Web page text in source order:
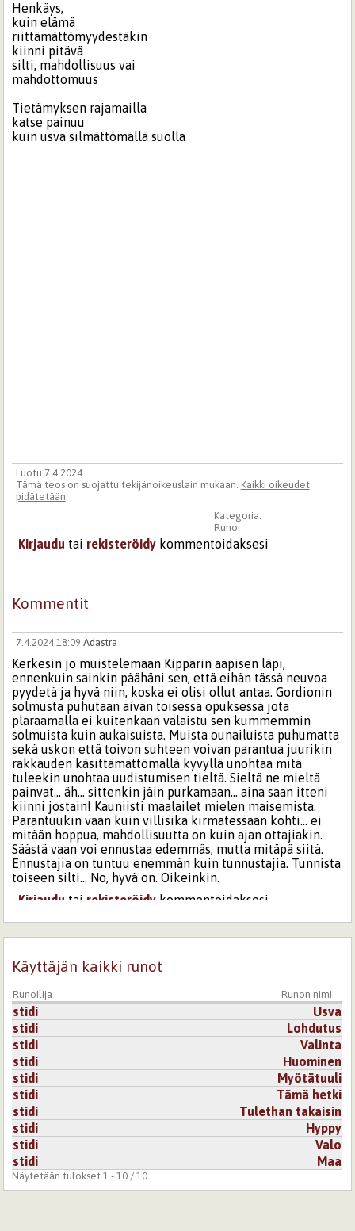
Henkäys,
kuin elämä
riittämättömyydestäkin
kiinni pitävä
silti, mahdollisuus vai
mahdottomuus
Tietämyksen rajamailla
katse painuu
kuin usva silmättömällä suolla
Luotu 7.4.2024
Tämä teos on suojattu tekijänoikeuslain mukaan. Kaikki oikeudet
pidätetään.
Kategoria:
Runo
Kirjaudu tai rekisteröidy kommentoidaksesi
Kommentit
7.4.2024 18:09 Adastra
Kerkesin jo muistelemaan Kipparin aapisen läpi,
ennenkuin sainkin päähäni sen, että eihän tässä neuvoa
pyydetä ja hyvä niin, koska ei olisi ollut antaa. Gordionin
solmusta puhutaan aivan toisessa opuksessa jota
plaraamalla ei kuitenkaan valaistu sen kummemmin
solmuista kuin aukaisuista. Muista ounailuista puhumatta
sekä uskon että toivon suhteen voivan parantua juurikin
rakkauden käsittämättömällä kyvyllä unohtaa mitä
tuleekin unohtaa uudistumisen tieltä. Sieltä ne mieltä
painvat... äh... sittenkin jäin purkamaan... aina saan itteni
kiinni jostain! Kauniisti maalailet mielen maisemista.
Parantuukin vaan kuin villisika kirmatessaan kohti... ei
mitään hoppua, mahdollisuutta on kuin ajan ottajiakin.
Säästä vaan voi ennustaa edemmäs, mutta mitäpä siitä.
Ennustajia on tuntuu enemmän kuin tunnustajia. Tunnista
toiseen silti... No, hyvä on. Oikeinkin.
Kirjaudu tai rekisteröidy kommentoidaksesi
10.4.2024 14:34Star
Tähän voisi kirjoittaa jatkoa, johon liittyy rakkaus.
Kirjaudu
Käyttäjän kaikki runot
Runoilija Runon nimi
stidi
Usva
stidi
Lohdutus
stidi
Valinta
stidi
Huominen
stidi
Myötätuuli
stidi
Tämä hetki
stidi
Tulethan takaisin
stidi
Hyppy
stidi
Valo
stidi
Maa
Näytetään tulokset 1 - 10 / 10